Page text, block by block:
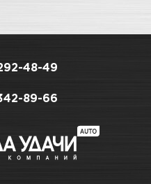
3
комфортными,
Вас самую
48-49
89-66